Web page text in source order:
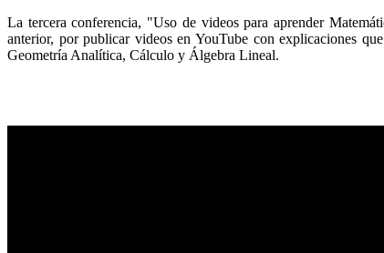
La tercera conferencia, "Uso de videos para aprender
anterior, por publicar videos en YouTube con explicaciones
Geometría Analítica, Cálculo y Álgebra Lineal.